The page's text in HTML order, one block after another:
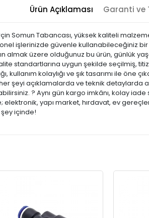
Ürün Açıklaması Garanti ve
Somun Tabancası, yüksek kaliteli
işlerinizde güvenle kullanabileceğiniz
almak üzere olduğunuz bu ürün, günlük
standartlarına uygun şekilde seçilmiş,
kullanım kolaylığı ve şık tasarımı ile
şeyi açıklamalarda ve teknik detaylarda
? Aynı gün kargo imkânı, kolay iade
yapı market, hırdavat, ev
içinde!